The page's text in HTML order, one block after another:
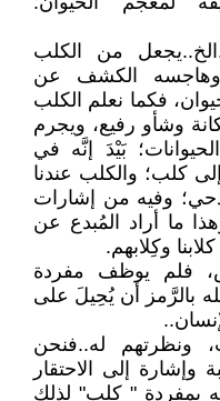
من الكلب
الكشف عن
فكما نعلم الكلب
وشأو رفيع، ويجرم
بَيْدَ إنَّه في
إلى كلب؛ والكلب عندنا
وفيه من إشارات
ما أراد المُبدع عن
وكِلابهم.
فلم يوظف مفردة
بالرَّمز أن يُحِيلَ على
ونظرتهم له..فنحن
إلى الاحتقار
بمفردة " كلب" لذلك